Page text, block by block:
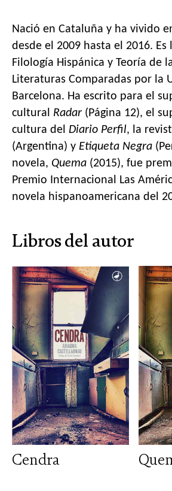
Nació en Cataluña y ha vivido
desde el 2009 hasta el 2016. Es
Filología Hispánica y Teoría de
Literaturas Comparadas por la
Barcelona. Ha escrito para el
cultural Radar (Página 12), el
cultura del Diario Perfil, la
(Argentina) y Etiqueta Negra
novela, Quema (2015), fue
Premio Internacional Las
novela hispanoamericana del
Libros del autor
Cendra